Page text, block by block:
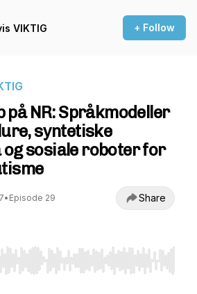
VIKTIG + Follow
på NR: Språkmodeller
syntetiske
sosiale roboter for
• Episode 29 Share
Right to seek, Home/End to jump